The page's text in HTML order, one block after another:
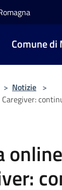
Comune
> Notizie >